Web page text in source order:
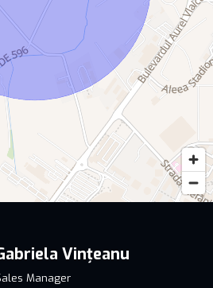
Vințeanu
Manager